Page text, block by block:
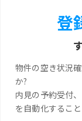
登
物件の空き状況
か?
内見の予約受付
を自動化するこ